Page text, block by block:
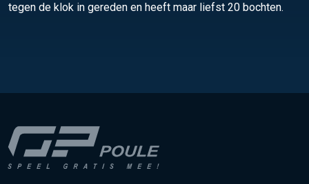
tegen de klok in gereden en heeft maar liefst 20 bochten.